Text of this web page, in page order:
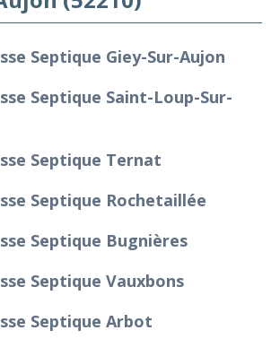
Septique Giey-Sur-Aujon
Septique Saint-Loup-Sur-
Septique Ternat
Septique Rochetaillée
Septique Bugnières
Septique Vauxbons
Septique Arbot